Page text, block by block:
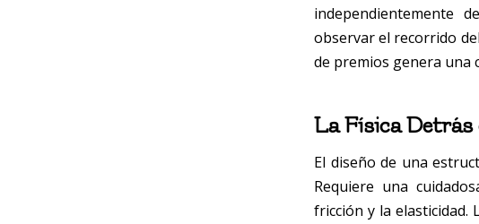
independientemente
observar el recorrido
de premios genera una
La Física Detrás
El diseño de una
Requiere una
fricción y la elasticidad.